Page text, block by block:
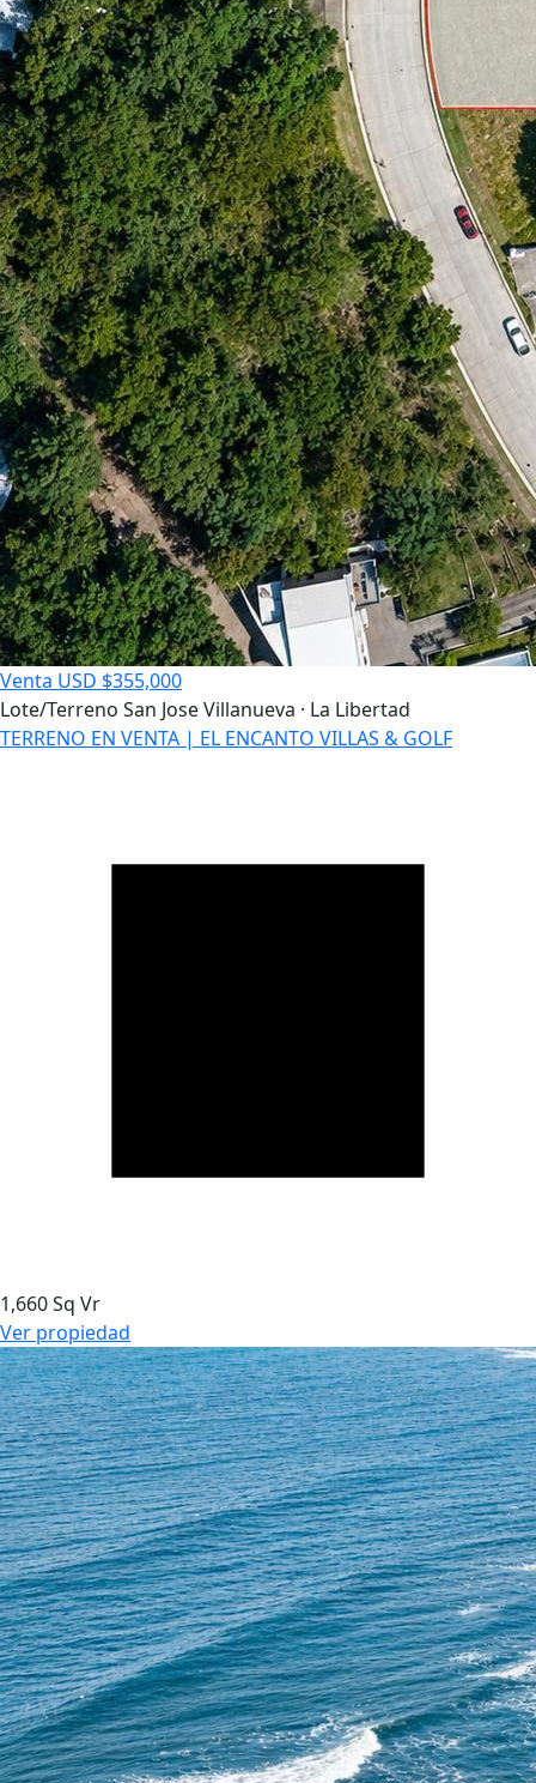
Venta USD $355,000
Lote/Terreno San Jose Villanueva · La Libertad
TERRENO EN VENTA | EL ENCANTO VILLAS & GOLF
1,660 Sq Vr
Ver propiedad